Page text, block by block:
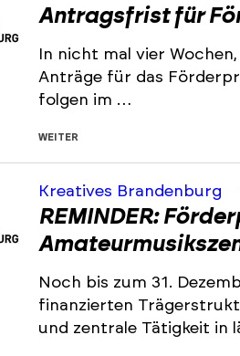
Antragsfrist für
In nicht mal vier
Anträge für das
folgen im …
WEITER
Kreatives Brandenburg
REMINDER:
Noch bis zum 31.
finanzierten
und zentrale Tätigkeit in